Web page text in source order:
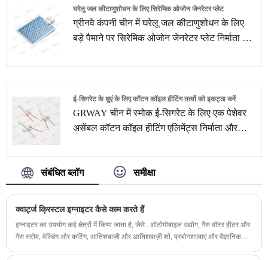
घरेलू जल कीटाणुशोधन के लिए सिरेमिक ओजोन जेनरेटर प्लेट
ग्रीनवे कंपनी चीन में घरेलू जल कीटाणुशोधन के लिए
बड़े पैमाने पर सिरेमिक ओजोन जेनरेटर प्लेट निर्माता और
प्रतिरोध, लंबे जीवन और उच्च ढांकता हुआ ताकत की
विशेषताएं हैं।
ई-सिगरेट के धुएं के लिए कॉटन कॉइल हीटिंग तत्वों को इकट्ठा करें
GRWAY चीन में स्मोक ई-सिगरेट के लिए एक पेशेवर
असेंबल कॉटन कॉइल हीटिंग एलिमेंट्स निर्माता और
मौजूदा हीटिंग तत्वों के अलावा, हम अपनी स्वयं की आर
एंड डी टीम की सहायता से ग्राहकों के चित्र या नमूनों
के अनुसार ग्राहकों की विभिन्न आवश्यकताओं को पूरा
भी प्रदान करते हैं।
संबंधित ब्लॉग समीक्षा
क्वार्ट्ज क्रिस्टल इग्नाइटर कैसे काम करते हैं
इग्नाइटर का उपयोग कई क्षेत्रों में किया जाता है, जैसे:. ऑटोमोबाइल उद्योग, गैस वॉटर हीटर और
गैस स्टोव, वेल्डिंग और कटिंग, आतिशबाजी और आतिशबाज़ी शो, प्रयोगशालाएं और वैज्ञानिक